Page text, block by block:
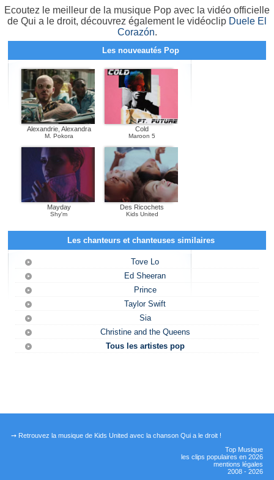
Ecoutez le meilleur de la musique Pop avec la vidéo officielle
de Qui a le droit, découvrez également le vidéoclip Duele El
Corazón.
Les nouveautés Pop
Alexandrie, Alexandra
M. Pokora
Cold
Maroon 5
Mayday
Shy'm
Des Ricochets
Kids United
Les chanteurs et chanteuses similaires
Tove Lo
Ed Sheeran
Prince
Taylor Swift
Sia
Christine and the Queens
Tous les artistes pop
➙ Retrouvez la musique de Kids United avec la chanson Qui a le droit !
Top Musique
les clips populaires en 2026
mentions légales
2008 - 2026